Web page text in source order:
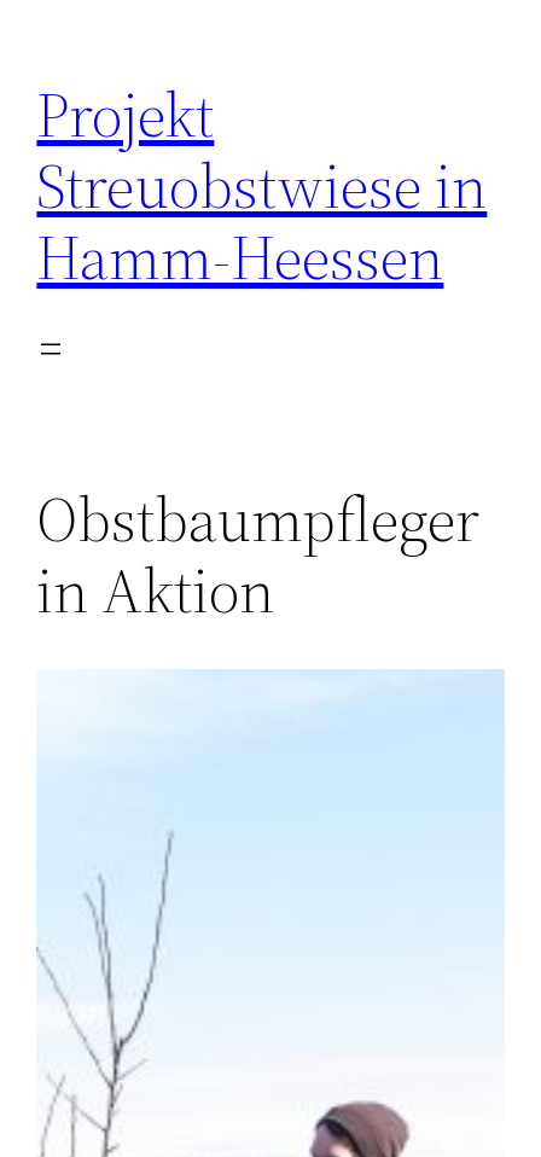
springen
Projekt
Streuobstwiese in
Hamm-Heessen
Obstbaumpfleger
in Aktion